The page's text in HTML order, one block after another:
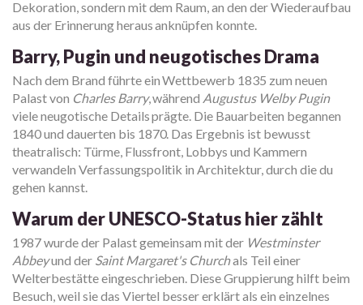
Dekoration, sondern mit dem Raum, an den der Wiederaufbau
aus der Erinnerung heraus anknüpfen konnte.
Barry, Pugin und neugotisches Drama
Nach dem Brand führte ein Wettbewerb 1835 zum neuen
Palast von Charles Barry, während Augustus Welby Pugin
viele neugotische Details prägte. Die Bauarbeiten begannen
1840 und dauerten bis 1870. Das Ergebnis ist bewusst
theatralisch: Türme, Flussfront, Lobbys und Kammern
verwandeln Verfassungspolitik in Architektur, durch die du
gehen kannst.
Warum der UNESCO-Status hier zählt
1987 wurde der Palast gemeinsam mit der Westminster
Abbeyund der Saint Margaret's Churchals Teil einer
Welterbestätte eingeschrieben. Diese Gruppierung hilft beim
Besuch, weil sie das Viertel besser erklärt als ein einzelnes